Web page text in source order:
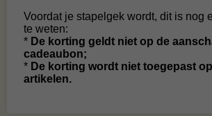
Voordat je stapelgek wordt, dit is nog
te weten:
* De korting geldt niet op de
cadeaubon;
* De korting wordt niet toegepast
artikelen.